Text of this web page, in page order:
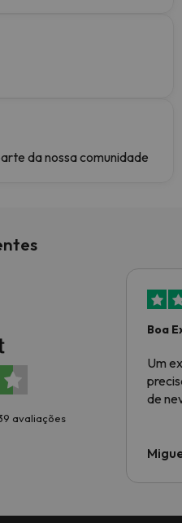
da nossa comunidade
avaliações
Boa
Um
de